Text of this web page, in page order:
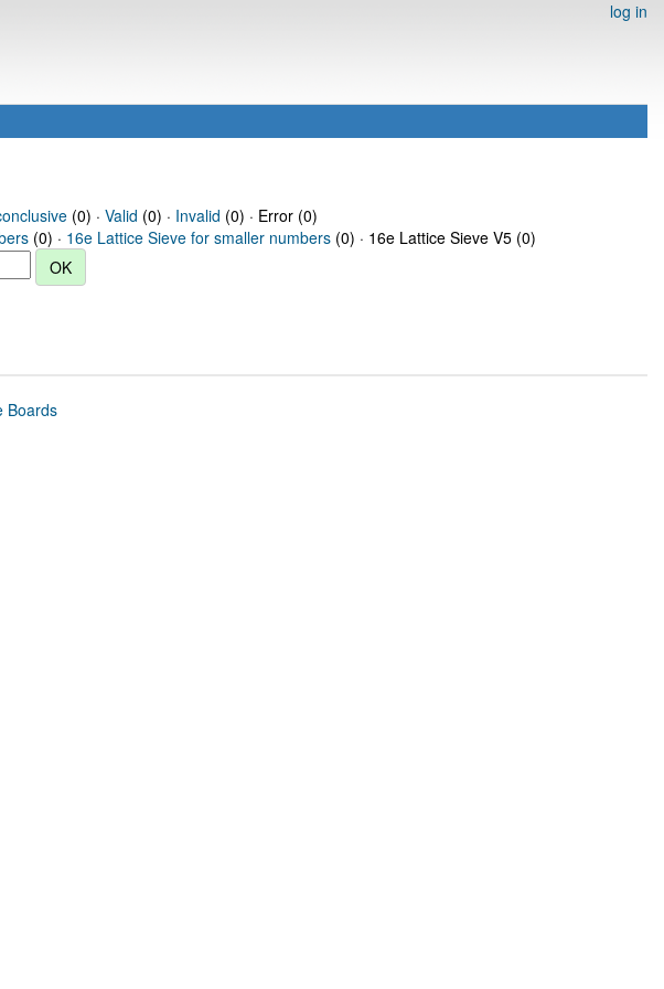
log in
(0) · Valid (0) · Invalid (0) · Error (0)
(0) · 16e Lattice Sieve for smaller numbers (0) · 16e Lattice Sieve V5 (0)
Boards